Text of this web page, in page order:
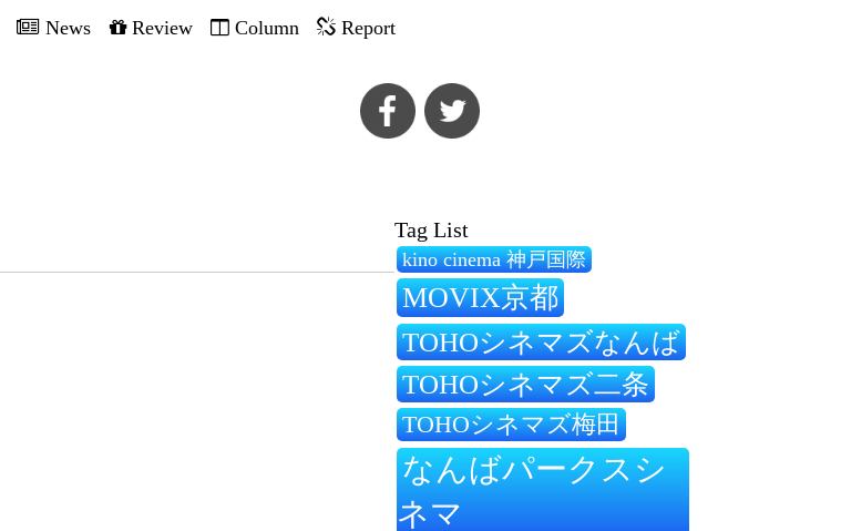
News Review Column Report
Tag List
kino cinema 神戸国際
MOVIX京都
TOHOシネマズなんば
TOHOシネマズ二条
TOHOシネマズ梅田
なんばパークスシ
ネマ